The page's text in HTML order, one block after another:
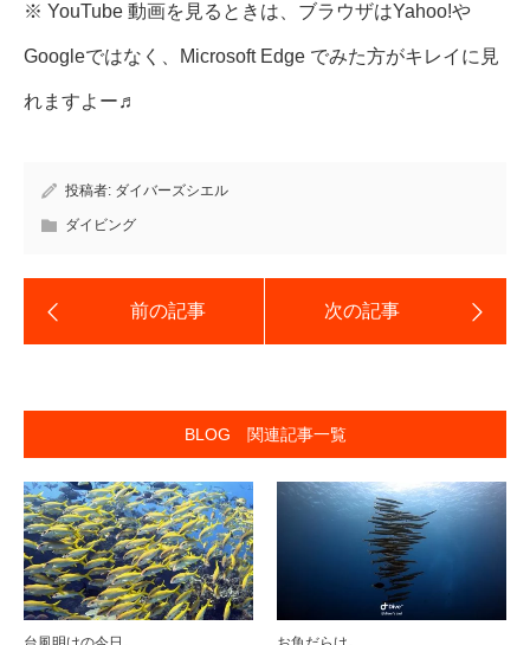
※ YouTube 動画を見るときは、ブラウザはYahoo!や
Googleではなく、Microsoft Edge でみた方がキレイに見
れますよー♬
投稿者: ダイバーズシエル
ダイビング
BLOG 関連記事一覧